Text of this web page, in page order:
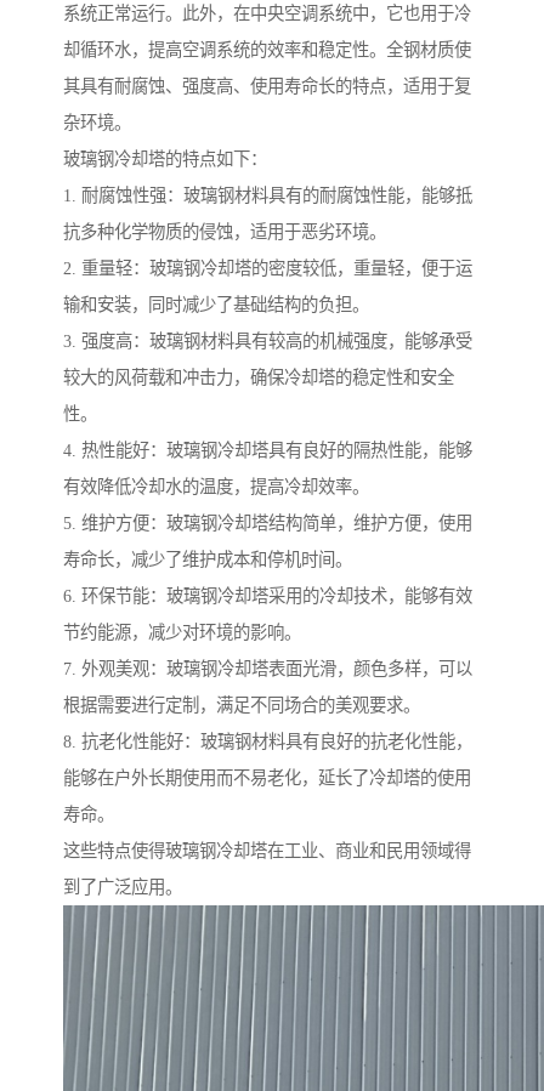
系统正常运行。此外，在中央空调系统中，它也用于冷
却循环水，提高空调系统的效率和稳定性。全钢材质使
其具有耐腐蚀、强度高、使用寿命长的特点，适用于复
杂环境。
玻璃钢冷却塔的特点如下：
1. 耐腐蚀性强：玻璃钢材料具有的耐腐蚀性能，能够抵
抗多种化学物质的侵蚀，适用于恶劣环境。
2. 重量轻：玻璃钢冷却塔的密度较低，重量轻，便于运
输和安装，同时减少了基础结构的负担。
3. 强度高：玻璃钢材料具有较高的机械强度，能够承受
较大的风荷载和冲击力，确保冷却塔的稳定性和安全
性。
4. 热性能好：玻璃钢冷却塔具有良好的隔热性能，能够
有效降低冷却水的温度，提高冷却效率。
5. 维护方便：玻璃钢冷却塔结构简单，维护方便，使用
寿命长，减少了维护成本和停机时间。
6. 环保节能：玻璃钢冷却塔采用的冷却技术，能够有效
节约能源，减少对环境的影响。
7. 外观美观：玻璃钢冷却塔表面光滑，颜色多样，可以
根据需要进行定制，满足不同场合的美观要求。
8. 抗老化性能好：玻璃钢材料具有良好的抗老化性能，
能够在户外长期使用而不易老化，延长了冷却塔的使用
寿命。
这些特点使得玻璃钢冷却塔在工业、商业和民用领域得
到了广泛应用。